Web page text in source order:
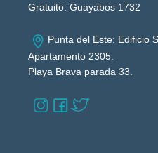
Gratuito: Guayabos 1732
Punta del Este: Edificio
Apartamento 2305.
Playa Brava parada 33.